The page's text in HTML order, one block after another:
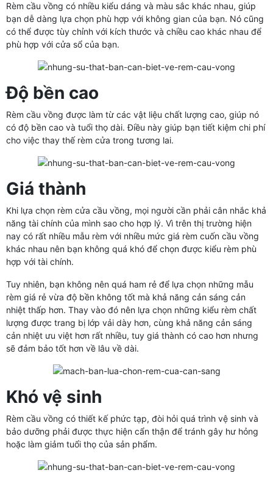
Rèm cầu vồng có nhiều kiểu dáng và màu sắc khác nhau, giúp
bạn dễ dàng lựa chọn phù hợp với không gian của bạn. Nó cũng
có thể được tùy chỉnh với kích thước và chiều cao khác nhau để
phù hợp với cửa sổ của bạn.
Độ bền cao
Rèm cầu vồng được làm từ các vật liệu chất lượng cao, giúp nó
có độ bền cao và tuổi thọ dài. Điều này giúp bạn tiết kiệm chi phí
cho việc thay thế rèm cửa trong tương lai.
Giá thành
Khi lựa chọn rèm cửa cầu vồng, mọi người cần phải cân nhắc khả
năng tài chính của mình sao cho hợp lý. Vì trên thị trường hiện
nay có rất nhiều mẫu rèm với nhiều mức giá rèm cuốn cầu vồng
khác nhau nên bạn không quá khó để chọn được kiểu rèm phù
hợp với tài chính.
Tuy nhiên, bạn không nên quá ham rẻ để lựa chọn những mẫu
rèm giá rẻ vừa độ bền không tốt mà khả năng cản sáng cản
nhiệt thấp hơn. Thay vào đó nên lựa chọn những kiểu rèm chất
lượng được trang bị lớp vải dày hơn, cùng khả năng cản sáng
cản nhiệt ưu việt hơn rất nhiều, tuy giá thành có cao hơn nhưng
sẽ đảm bảo tốt hơn về lâu về dài.
Khó vệ sinh
Rèm cầu vồng có thiết kế phức tạp, đòi hỏi quá trình vệ sinh và
bảo dưỡng phải được thực hiện cẩn thận để tránh gây hư hỏng
hoặc làm giảm tuổi thọ của sản phẩm.